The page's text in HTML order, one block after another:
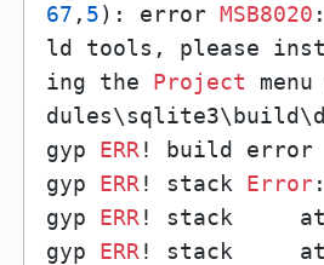
67 , 5): error MSB8020
ld tools, please
ing the Project
gyp ERR ! build error
gyp ERR ! stack Error
gyp ERR ! stack
gyp ERR ! stack